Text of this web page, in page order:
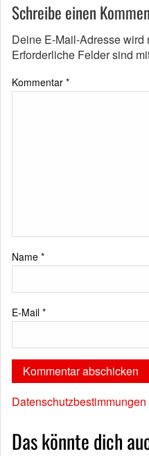
Schreibe einen
Deine E-Mail-Adresse wird
Erforderliche Felder sind
Kommentar *
Name *
E-Mail *
Datenschutzbestimmungen
Das könnte dich